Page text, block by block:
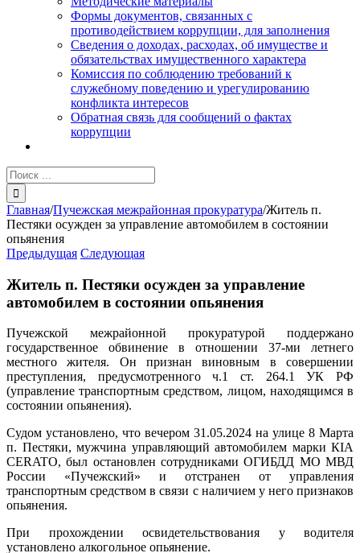
Формы документов, связанных с
противодействием коррупции, для заполнения
Сведения о доходах, расходах, об имуществе и
обязательствах имущественного характера
Комиссия по соблюдению требований к
служебному поведению и урегулированию
конфликта интересов
Обратная связь для сообщений о фактах
коррупции
Результат
поиска:
Главная/Пучежская межрайонная прокуратура/Житель п.
Пестяки осужден за управление автомобилем в состоянии
опьянения
Предыдущая Следующая
Житель п. Пестяки осужден за управление
автомобилем в состоянии опьянения
Пучежской межрайонной прокуратурой поддержано
государственное обвинение в отношении 37-ми летнего
местного жителя. Он признан виновным в совершении
преступления, предусмотренного ч.1 ст. 264.1 УК РФ
(управление транспортным средством, лицом, находящимся в
состоянии опьянения).
Судом установлено, что вечером 31.05.2024 на улице 8 Марта
п. Пестяки, мужчина управляющий автомобилем марки КIA
CERATO, был остановлен сотрудниками ОГИБДД МО МВД
России «Пучежский» и отстранен от управления
транспортным средством в связи с наличием у него признаков
опьянения.
При прохождении освидетельствования у водителя
установлено алкогольное опьянение.